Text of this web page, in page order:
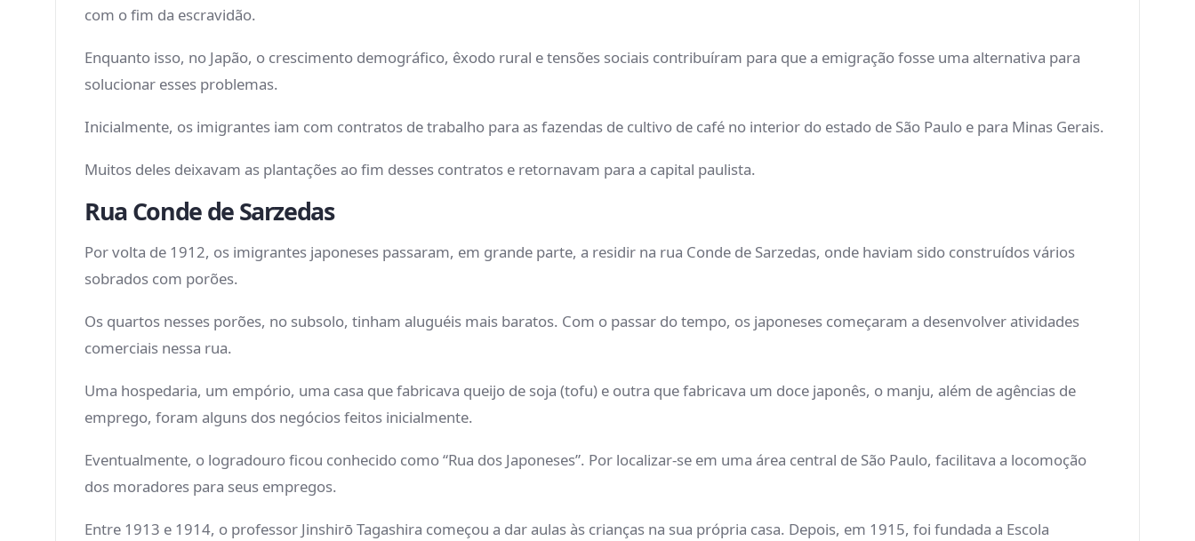
com o fim da escravidão.
Enquanto isso, no Japão, o crescimento demográfico, êxodo rural e tensões sociais contribuíram para que a emigração fosse uma alternativa para
solucionar esses problemas.
Inicialmente, os imigrantes iam com contratos de trabalho para as fazendas de cultivo de café no interior do estado de São Paulo e para Minas Gerais.
Muitos deles deixavam as plantações ao fim desses contratos e retornavam para a capital paulista.
Rua Conde de Sarzedas
Por volta de 1912, os imigrantes japoneses passaram, em grande parte, a residir na rua Conde de Sarzedas, onde haviam sido construídos vários
sobrados com porões.
Os quartos nesses porões, no subsolo, tinham aluguéis mais baratos. Com o passar do tempo, os japoneses começaram a desenvolver atividades
comerciais nessa rua.
Uma hospedaria, um empório, uma casa que fabricava queijo de soja (tofu) e outra que fabricava um doce japonês, o manju, além de agências de
emprego, foram alguns dos negócios feitos inicialmente.
Eventualmente, o logradouro ficou conhecido como “Rua dos Japoneses”. Por localizar-se em uma área central de São Paulo, facilitava a locomoção
dos moradores para seus empregos.
Entre 1913 e 1914, o professor Jinshirō Tagashira começou a dar aulas às crianças na sua própria casa. Depois, em 1915, foi fundada a Escola